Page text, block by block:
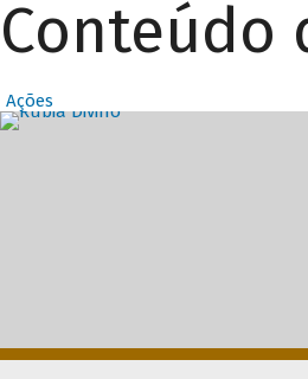
Conteúdo
Ações